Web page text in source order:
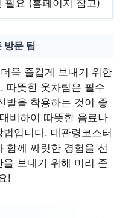
필요 (홈페이지 참고)
방문 팁
욱 즐겁게 보내기 위한
따뜻한 옷차림은 필수
발을 착용하는 것이 좋
비하여 따뜻한 음료나
입니다. 대관령코스터
함께 짜릿한 경험을 선
보내기 위해 미리 준
!